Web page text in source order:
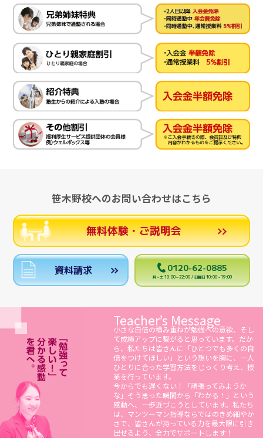
笹木野校へのお問い合わせはこちら
無料体験・ご説明会
資料請求 0120-62-0885
月～土 10:00～22:00 / 日曜日 10:00～19:00
Teacher’s Message
小さな自信の積み重ねが勉強への意欲、そし
て成績アップに繋がると思っています。だか
ら、私たちは皆さんに「ひとつでも多くの自
信をつけてほしい」という想いを胸に、一人
ひとりに合った学習方法をじっくり考え、授
業を行っています。
今からでも遅くない！「頑張ってみようか
な」そう思った瞬間から「わかる！」という
感動へ、一歩近づこうとしています。私たち
は、マンツーマン指導ならではのきめ細やか
さで、皆さんが持っている力を最大限に引き
出せるよう、全力でサポートします！